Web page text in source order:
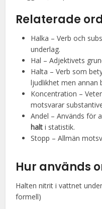
Relaterade
Halka – Verb och
underlag.
Hal – Adjektivets
Halta – Verb som
ljudlikhet men annan
Koncentration –
motsvarar
Andel – Används för
halt i statistik.
Stopp – Allmän
Hur används
Halten nitrit i vattnet
formell)